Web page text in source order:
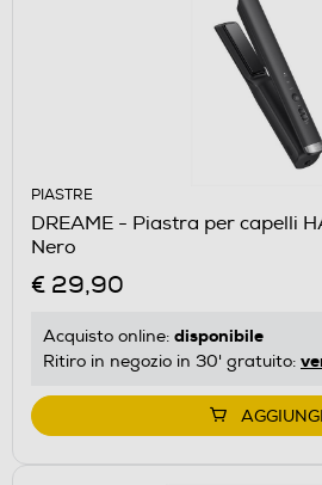
PIASTRE
DREAME - Piastra per capelli
Nero
€ 29,90
Acquisto online: disponibile
Ritiro in negozio in 30' gratuito:
AGGIUNGI